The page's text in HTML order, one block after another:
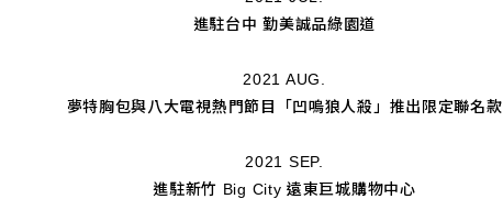
進駐台中 勤美誠品綠園道
2021 AUG.
夢特胸包與八大電視熱門節目「凹嗚狼人殺」推出限定聯名款
2021 SEP.
進駐新竹 Big City 遠東巨城購物中心